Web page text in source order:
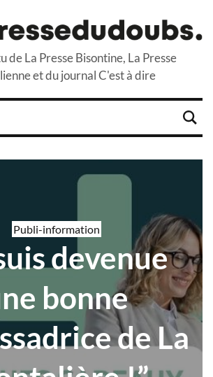
de La Presse Bisontine, La Presse
et du journal C'est à dire
Publi-information
devenue
bonne
de La